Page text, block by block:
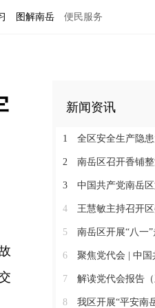
图解南岳 便民服务
新闻资讯
1 全区安全生产隐患大
2 南岳区召开香铺
3 中国共产党南岳区第九届委员会第一次
4 王慧敏主持召开
5 南岳区开展“八一”走
6 聚焦党代会 | 中国共产
7 解读党代会报告（三）：“
8 我区开展“平安南